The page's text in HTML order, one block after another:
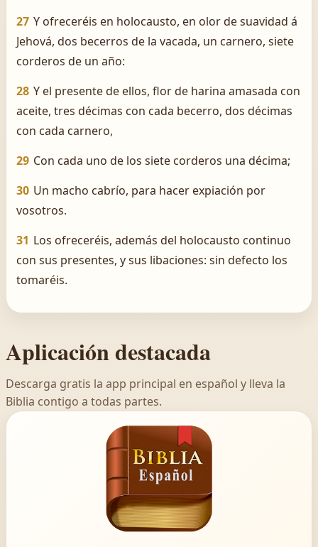
27 Y ofreceréis en holocausto, en olor de suavidad á
Jehová, dos becerros de la vacada, un carnero, siete
corderos de un año:
28 Y el presente de ellos, flor de harina amasada con
aceite, tres décimas con cada becerro, dos décimas
con cada carnero,
29 Con cada uno de los siete corderos una décima;
30 Un macho cabrío, para hacer expiación por
vosotros.
31 Los ofreceréis, además del holocausto continuo
con sus presentes, y sus libaciones: sin defecto los
tomaréis.
Aplicación destacada
Descarga gratis la app principal en español y lleva la
Biblia contigo a todas partes.